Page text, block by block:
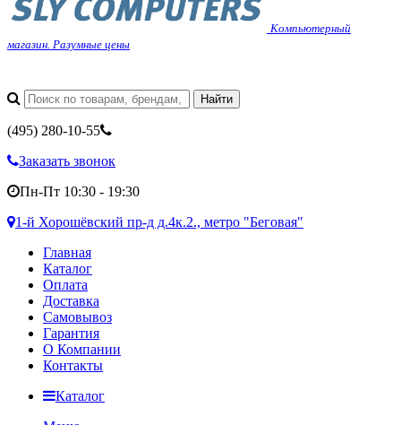
Компьютерный
магазин. Разумные цены
(495) 280-10-55
Заказать звонок
Пн-Пт 10:30 - 19:30
1-й Хорошёвский пр-д д.4к.2., метро "Беговая"
Главная
Каталог
Оплата
Доставка
Самовывоз
Гарантия
О Компании
Контакты
Каталог